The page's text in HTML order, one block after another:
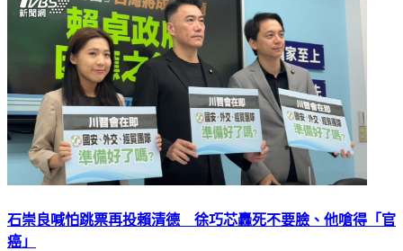
石崇良喊怕跳票再投賴清德 徐巧芯轟死不要臉、他嗆得「官
癌」